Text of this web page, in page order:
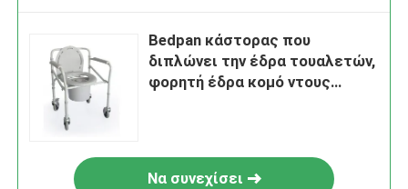
Bedpan κάστορας που
διπλώνει την έδρα τουαλετών,
φορητή έδρα κομό ντους
Να συνεχίσει